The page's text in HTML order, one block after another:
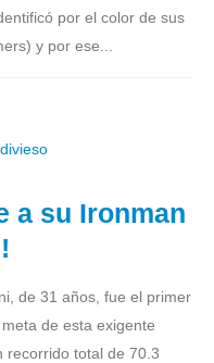
por el color de sus
y por ese...
a su Ironman
de 31 años, fue el primer
de esta exigente
recorrido total de 70.3